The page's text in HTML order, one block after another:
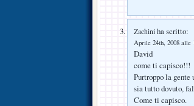
Zachini ha scritto:
Aprile 24th, 2008 alle
David
come ti capisco!!!
Purtroppo la
sia tutto dovuto,
Come ti capisco.